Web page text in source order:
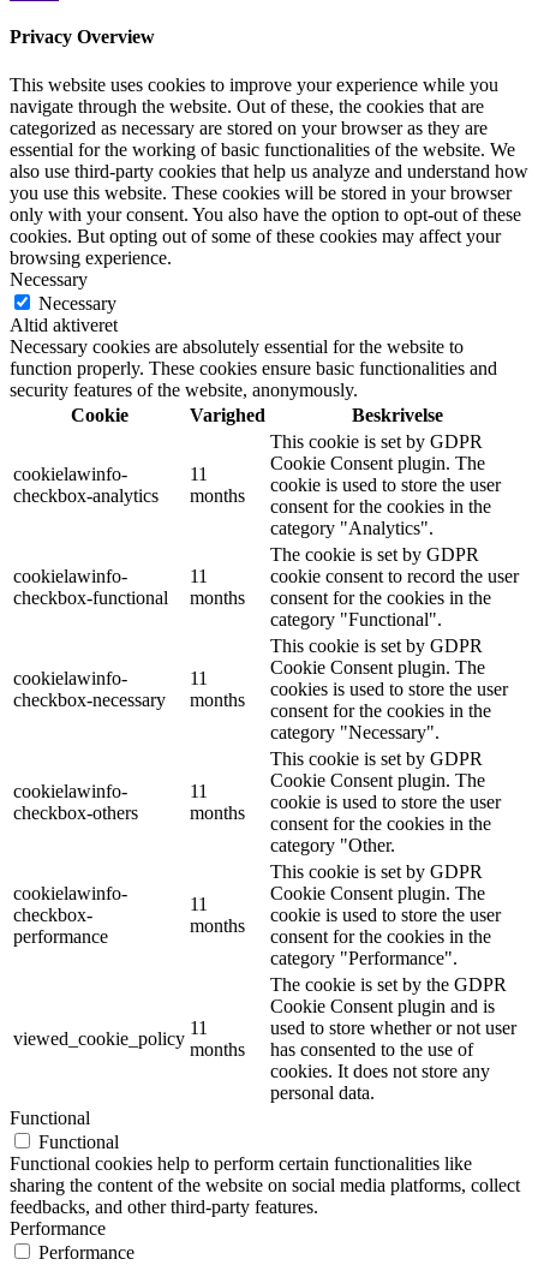
Privacy Overview
This website uses cookies to improve your experience while you
navigate through the website. Out of these, the cookies that are
categorized as necessary are stored on your browser as they are
essential for the working of basic functionalities of the website. We
also use third-party cookies that help us analyze and understand how
you use this website. These cookies will be stored in your browser
only with your consent. You also have the option to opt-out of these
cookies. But opting out of some of these cookies may affect your
browsing experience.
Necessary
Necessary
Altid aktiveret
Necessary cookies are absolutely essential for the website to
function properly. These cookies ensure basic functionalities and
security features of the website, anonymously.
Cookie
Varighed Beskrivelse
cookielawinfo-
checkbox-analytics
11
months
This cookie is set by GDPR
Cookie Consent plugin. The
cookie is used to store the user
consent for the cookies in the
category "Analytics".
cookielawinfo-
checkbox-functional
11
months
The cookie is set by GDPR
cookie consent to record the user
consent for the cookies in the
category "Functional".
cookielawinfo-
checkbox-necessary
11
months
This cookie is set by GDPR
Cookie Consent plugin. The
cookies is used to store the user
consent for the cookies in the
category "Necessary".
cookielawinfo-
checkbox-others
11
months
This cookie is set by GDPR
Cookie Consent plugin. The
cookie is used to store the user
consent for the cookies in the
category "Other.
cookielawinfo-
checkbox-
performance
11
months
This cookie is set by GDPR
Cookie Consent plugin. The
cookie is used to store the user
consent for the cookies in the
category "Performance".
viewed_cookie_policy
11
months
The cookie is set by the GDPR
Cookie Consent plugin and is
used to store whether or not user
has consented to the use of
cookies. It does not store any
personal data.
Functional
Functional
Functional cookies help to perform certain functionalities like
sharing the content of the website on social media platforms, collect
feedbacks, and other third-party features.
Performance
Performance